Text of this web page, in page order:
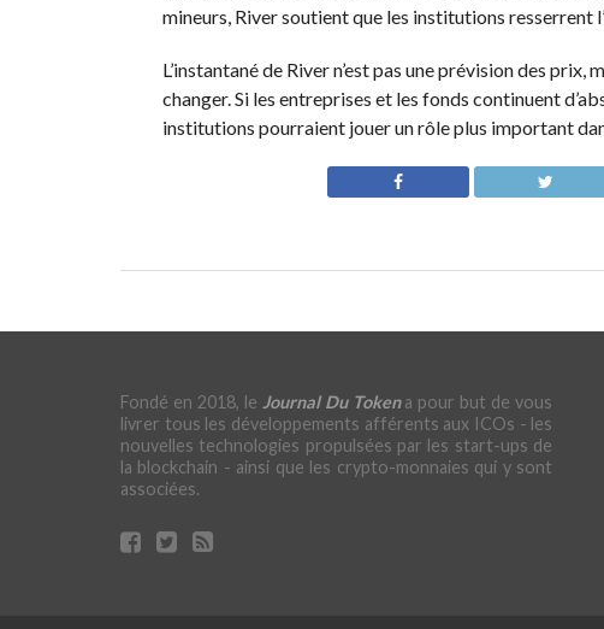
mineurs, River soutient que les institutions resserrent
L’instantané de River n’est pas une prévision des
changer. Si les entreprises et les fonds continuent
institutions pourraient jouer un rôle plus important
Fondé en 2018, le Journal Du Tokena pour but de vous
livrer tous les développements afférents aux ICOs - les
nouvelles technologies propulsées par les start-ups de
la blockchain - ainsi que les crypto-monnaies qui y sont
associées.